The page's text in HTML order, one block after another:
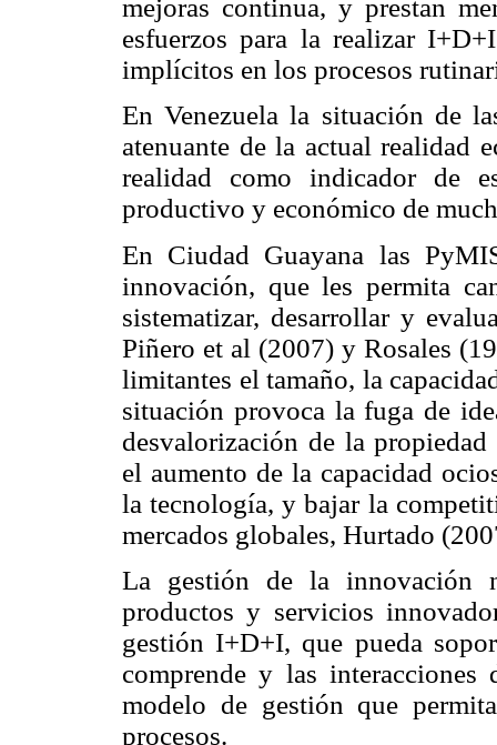
mejoras continua, y prestan
esfuerzos para la realizar
implícitos en los procesos
En Venezuela la situación de
atenuante de la actual realidad
realidad como indicador de
productivo y económico de
En Ciudad Guayana las
innovación, que les permita
sistematizar, desarrollar y
Piñero et al (2007) y Rosales
limitantes el tamaño, la
situación provoca la fuga de
desvalorización de la
el aumento de la capacidad
la tecnología, y bajar la
mercados globales, Hurtado
La gestión de la innovación
productos y servicios
gestión I+D+I, que pueda
comprende y las
modelo de gestión que
procesos.